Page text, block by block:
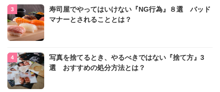
寿司屋でやってはいけない『NG行為』８選 バッド
マナーとされることとは？
写真を捨てるとき、やるべきではない『捨て方』3
選 おすすめの処分方法とは？